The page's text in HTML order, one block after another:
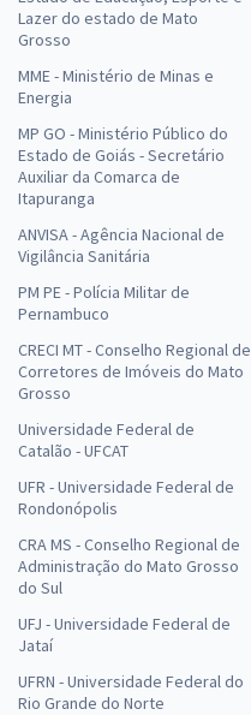
Lazer do estado de Mato
Grosso
MME - Ministério de Minas e
Energia
MP GO - Ministério Público do
Estado de Goiás - Secretário
Auxiliar da Comarca de
Itapuranga
ANVISA - Agência Nacional de
Vigilância Sanitária
PM PE - Polícia Militar de
Pernambuco
CRECI MT - Conselho Regional de
Corretores de Imóveis do Mato
Grosso
Universidade Federal de
Catalão - UFCAT
UFR - Universidade Federal de
Rondonópolis
CRA MS - Conselho Regional de
Administração do Mato Grosso
do Sul
UFJ - Universidade Federal de
Jataí
UFRN - Universidade Federal do
Rio Grande do Norte